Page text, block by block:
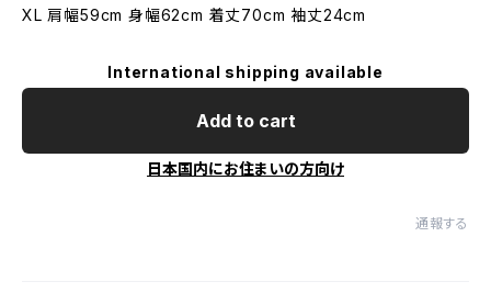
XL 肩幅59cm 身幅62cm 着丈70cm 袖丈24cm
International shipping available
Add to cart
日本国内にお住まいの方向け
通報する